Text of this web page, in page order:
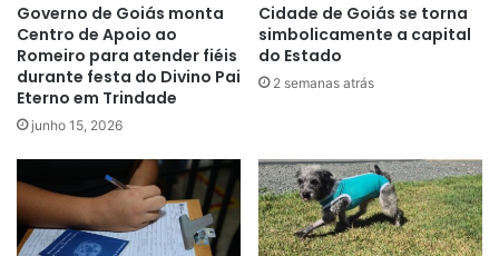
Governo de Goiás monta
Centro de Apoio ao
Romeiro para atender fiéis
durante festa do Divino Pai
Eterno em Trindade
junho 15, 2026
Cidade de Goiás se torna
simbolicamente a capital
do Estado
2 semanas atrás